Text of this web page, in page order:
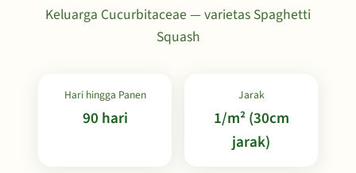
Keluarga Cucurbitaceae — varietas Spaghetti
Squash
Hari hingga Panen
90 hari
Jarak
1/m² (30cm
jarak)